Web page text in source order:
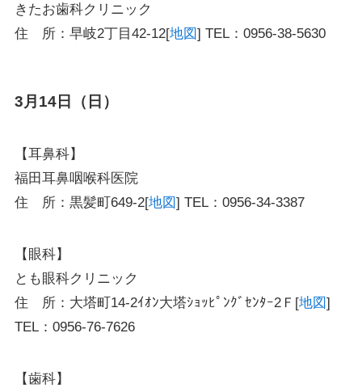
きたお歯科クリニック
住 所：早岐2丁目42-12[地図] TEL：0956-38-5630
3月14日（日）
【耳鼻科】
福田耳鼻咽喉科医院
住 所：黒髪町649-2[地図] TEL：0956-34-3387
【眼科】
とも眼科クリニック
住 所：大塔町14-2ｲｵﾝ大塔ｼｮｯﾋﾟﾝｸﾞｾﾝﾀｰ2Ｆ[地図]
TEL：0956-76-7626
【歯科】